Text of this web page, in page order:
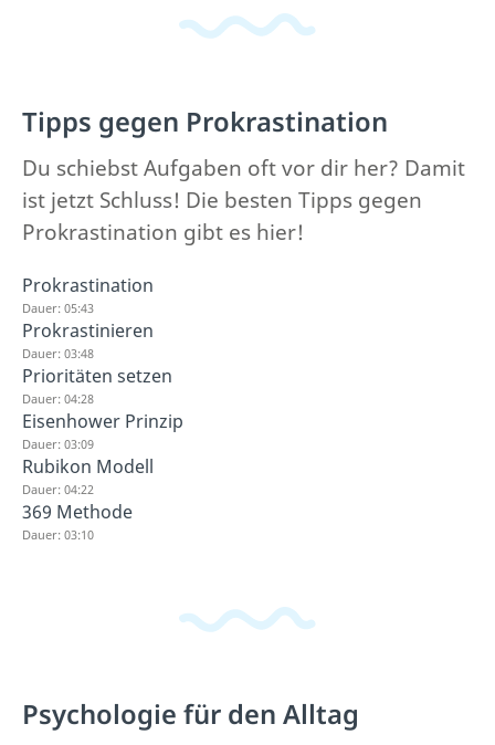
Tipps gegen Prokrastination
Du schiebst Aufgaben oft vor dir her? Damit
ist jetzt Schluss! Die besten Tipps gegen
Prokrastination gibt es hier!
Prokrastination
Dauer: 05:43
Prokrastinieren
Dauer: 03:48
Prioritäten setzen
Dauer: 04:28
Eisenhower Prinzip
Dauer: 03:09
Rubikon Modell
Dauer: 04:22
369 Methode
Dauer: 03:10
Psychologie für den Alltag